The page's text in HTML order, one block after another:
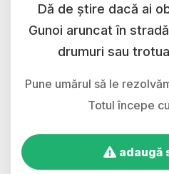
Dă de știre dacă ai
Gunoi aruncat în
drumuri sau
Pune umărul să le
Totul începe
adaugă